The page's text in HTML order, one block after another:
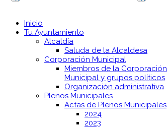
Inicio
Tu Ayuntamiento
Alcaldía
Saluda de la Alcaldesa
Corporación Municipal
Miembros de la Corporación
Municipal y grupos políticos
Organización administrativa
Plenos Municipales
Actas de Plenos Municipales
2024
2023